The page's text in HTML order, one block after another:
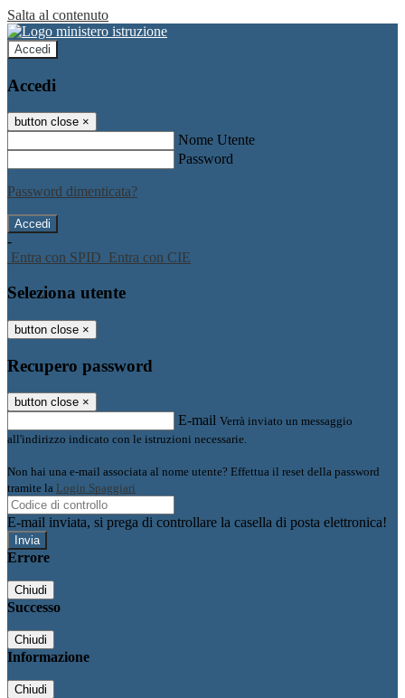
Salta al contenuto
Accedi
Accedi
button close ×
Nome Utente
Password
Password dimenticata?
-
Entra con SPID Entra con CIE
Seleziona utente
button close ×
Recupero password
button close ×
E-mail Verrà inviato un messaggio
all'indirizzo indicato con le istruzioni necessarie.
Non hai una e-mail associata al nome utente? Effettua il reset della password
tramite la Login Spaggiari
E-mail inviata, si prega di controllare la casella di posta elettronica!
Errore
Chiudi
Successo
Chiudi
Informazione
Chiudi